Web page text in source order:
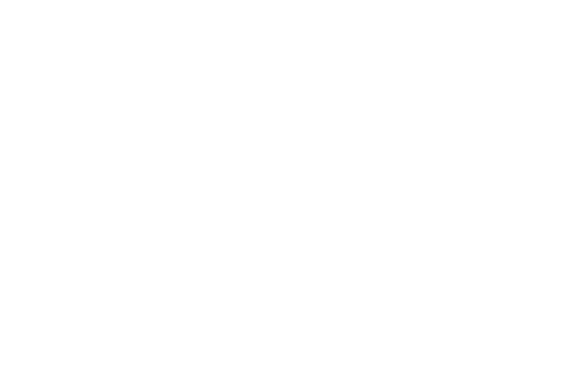
되는 타입-1 베어메탈 네이티
는 하이퍼-V가 설치된 호스트
어지는데, 부모 가상 머신이
의 하이퍼바이저 구조는 하드웨
줄이고 하이퍼-V를 빠르고 확
Server, 실시간 마이그레이션
해 다른 사용 가능한 서버에
복사본을 생성합니다. 이 두
우 모든 자식 VM에 피해를 줍